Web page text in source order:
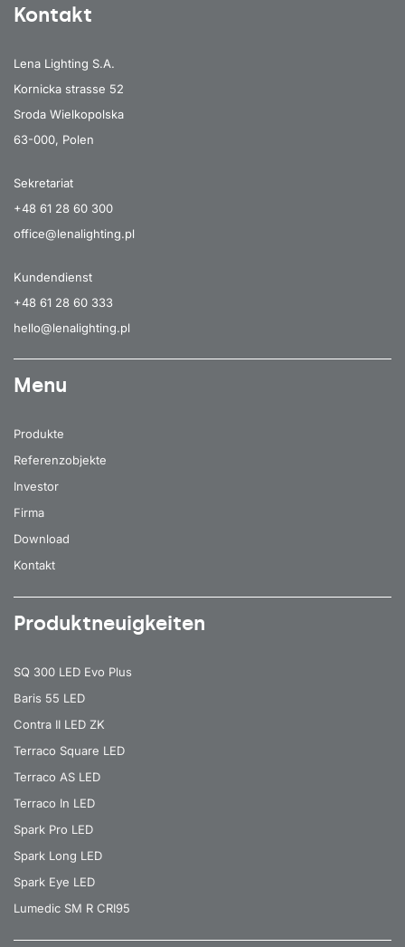
Kontakt
Lena Lighting S.A.
Kornicka strasse 52
Sroda Wielkopolska
63-000, Polen
Sekretariat
+48 61 28 60 300
office@lenalighting.pl
Kundendienst
+48 61 28 60 333
hello@lenalighting.pl
Menu
Produkte
Referenzobjekte
Investor
Firma
Download
Kontakt
Produktneuigkeiten
SQ 300 LED Evo Plus
Baris 55 LED
Contra II LED ZK
Terraco Square LED
Terraco AS LED
Terraco In LED
Spark Pro LED
Spark Long LED
Spark Eye LED
Lumedic SM R CRI95